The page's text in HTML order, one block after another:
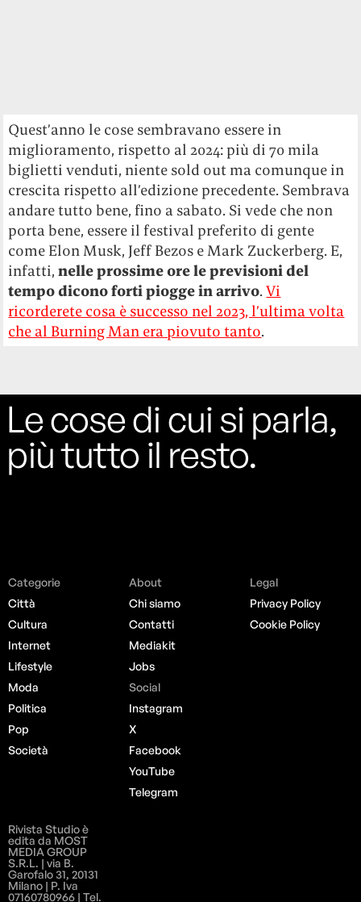
Quest’anno le cose sembravano essere in
miglioramento, rispetto al 2024: più di 70 mila
biglietti venduti, niente sold out ma comunque in
crescita rispetto all’edizione precedente. Sembrava
andare tutto bene, fino a sabato. Si vede che non
porta bene, essere il festival preferito di gente
come Elon Musk, Jeff Bezos e Mark Zuckerberg. E,
infatti,nelle prossime ore le previsioni del
tempo dicono forti piogge in arrivo.Vi
ricorderete cosa è successo nel 2023, l’ultima volta
che al Burning Man era piovuto tanto.
Le cose di cui si parla,
più tutto il resto.
Categorie
Città
Cultura
Internet
Lifestyle
Moda
Politica
Pop
Società
About
Chi siamo
Contatti
Mediakit
Jobs
Social
Instagram
X
Facebook
YouTube
Telegram
Legal
Privacy Policy
Cookie Policy
Rivista Studio è
edita da MOST
MEDIA GROUP
S.R.L. | via B.
Garofalo 31, 20131
Milano | P. Iva
07160780966 | Tel.